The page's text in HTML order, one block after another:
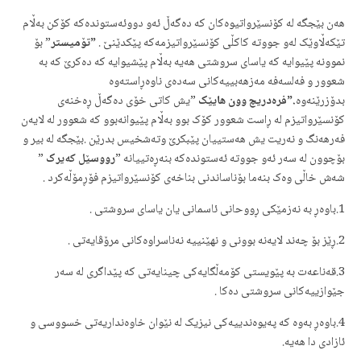
هه‌ن بێجگه‌ له‌ کۆنسێرواتیوه‌کان که‌ ده‌گه‌ڵ ئه‌و دووئه‌ستونده‌که‌ کۆکن به‌ڵام
تێکه‌ڵاوێک له‌و جووته‌ کاکڵی کۆنسێرواتیزمه‌که‌ پێکدێنێ .”تۆمیستر” بۆ
نموونه‌ پێیوایه‌ که‌ یاسای سروشتی هه‌یه‌ به‌ڵام پێشیوایه‌ که‌ ده‌کرێ که‌ به‌
شعوور و فه‌لسه‌فه‌ مه‌زهه‌بییه‌کانی سه‌ده‌ی ناوه‌ڕاسته‌وه‌
بدۆزرێنه‌وه‌.
”فره‌دریچ وون هایێک”یش کاتی خۆی ده‌گه‌ڵ ڕه‌خنه‌ی
کۆنسێرواتیزم له‌ ڕاست شعوور کۆک بوو به‌ڵام پێیوانه‌بوو که‌ شعوور‌ له‌ لایه‌ن
فه‌رهه‌نگ و نه‌ریت یش هه‌ستییان پێبکرێ وته‌شخیس بدرێن .بێجگه‌ له‌ بیر و
بۆچوون له‌ سه‌ر ئه‌و جووته‌ ئه‌ستونده‌که‌ بنه‌ڕه‌تییانه‌ ”رووسێل که‌یرک”
شه‌ش خاڵی وه‌ک بنه‌ما بۆناساندنی بناخه‌ی کۆنسێرواتیزم فۆڕمۆڵه‌کرد .
1.باوه‌ڕ به‌ نه‌زمێکی ڕووحانی ئاسمانی یان یاسای سروشتی .
2.ڕێز بۆ چه‌ند لایه‌نه‌ بوونی و نهێنییه‌ نه‌ناسراوه‌کانی مرۆڤایه‌تی .
3.قه‌ناعه‌ت به‌ پێویستی کۆمه‌ڵگایه‌کی چینایه‌تی که‌ پێداگری له‌ سه‌ر
جێوازییه‌کانی سروشتی ده‌کا .
4.باوه‌ڕ به‌وه‌ که‌ په‌یوه‌ندییه‌کی نیزیک له‌ نێوان خاوه‌‌نداریه‌تی خسووسی و
ئازادی دا هه‌یه‌.